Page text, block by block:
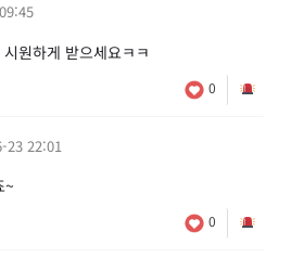
원하게 받으세요ㅋㅋ
0
23 22:01
~
0